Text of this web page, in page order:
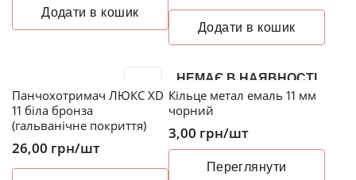
Додати в кошик
Додати в кошик
Панчохотримач ЛЮКС XD
11 біла бронза
(гальванічне покриття)
26,00 грн/шт
НЕМАЄ В НАЯВНОСТІ
Кільце метал емаль 11 мм
чорний
3,00 грн/шт
Переглянути